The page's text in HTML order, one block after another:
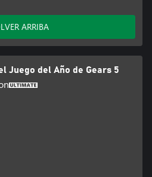
ARRIBA
Juego del Año de Gears 5